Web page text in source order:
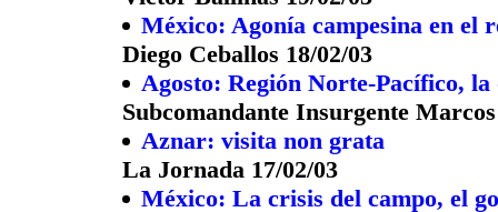
México: Agonía campesina en el
Diego Ceballos 18/02/03
Agosto: Región Norte-Pacífico, la
Subcomandante Insurgente
Aznar: visita non grata
La Jornada 17/02/03
México: La crisis del campo, el